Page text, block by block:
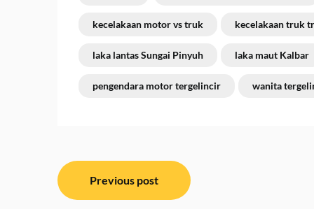
kecelakaan motor vs truk kecelakaan truk
laka lantas Sungai Pinyuh laka maut Kalbar
pengendara motor tergelincir wanita
Navigasi
Previous post